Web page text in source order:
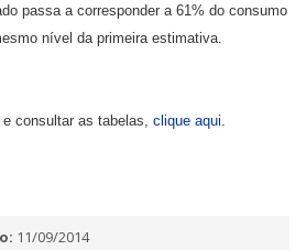
passa a corresponder a 61% do consumo
nível da primeira estimativa.
consultar as tabelas, clique aqui
11/09/2014